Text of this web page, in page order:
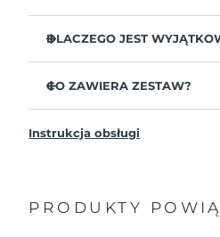
DLACZEGO JEST
zanieczyszczeń, sebum i
Usuń zalegające głęboko w
jaśniejszej, zdrowszej cery.
Ultramiękkie wypustki z
CO ZAWIERA ZESTAW?
Kabel ładujący USB
Ogólna instrukcja
Instrukcja obsługi
PRODUKTY